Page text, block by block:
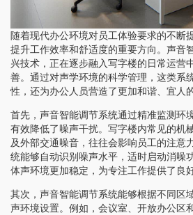
随着现代办公环境对员工体验要求的不断
提升工作效率和舒适度的重要方向。声音
兴技术，正在逐步融入写字楼的日常运营
善。通过对声学环境的科学管理，这类系
性，还为办公人员营造了更加和谐、宜人
首先，声音智能调节系统通过精准监测环
有效降低了噪声干扰。写字楼内常见的机
及外部交通噪音，往往会影响员工的注意
统能够自动识别噪声水平，适时启动消噪
体声环境更加稳定，为专注工作提供了良
其次，声音智能调节系统能够根据不同区
声环境设置。例如，会议室、开放办公区